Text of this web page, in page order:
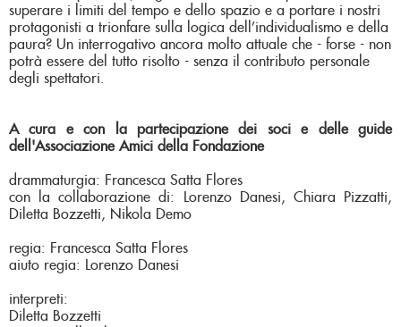
superare i limiti del tempo e dello spazio e a portare i nostri
protagonisti a trionfare sulla logica dell’individualismo e della
paura? Un interrogativo ancora molto attuale che - forse - non
potrà essere del tutto risolto - senza il contributo personale
degli spettatori.
A cura e con la partecipazione dei soci e delle guide
dell'Associazione Amici della Fondazione
drammaturgia: Francesca Satta Flores
con la collaborazione di: Lorenzo Danesi, Chiara Pizzatti,
Diletta Bozzetti, Nikola Demo
regia: Francesca Satta Flores
aiuto regia: Lorenzo Danesi
interpreti:
Diletta Bozzetti